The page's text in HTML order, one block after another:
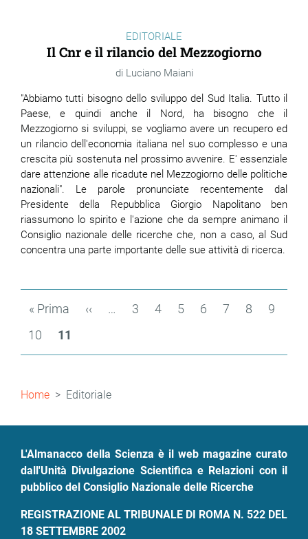
EDITORIALE
Il Cnr e il rilancio del Mezzogiorno
Luciano Maiani
"Abbiamo tutti bisogno dello sviluppo del Sud Italia. Tutto il
Paese, e quindi anche il Nord, ha bisogno che il
Mezzogiorno si sviluppi, se vogliamo avere un recupero ed
un rilancio dell'economia italiana nel suo complesso e una
crescita più sostenuta nel prossimo avvenire. E' essenziale
dare attenzione alle ricadute nel Mezzogiorno delle politiche
nazionali". Le parole pronunciate recentemente dal
Presidente della Repubblica Giorgio Napolitano ben
riassumono lo spirito e l'azione che da sempre animano il
Consiglio nazionale delle ricerche che, non a caso, al Sud
concentra una parte importante delle sue attività di ricerca.
Paginazione
Prima
« Prima
Pagina
‹‹ … Page
3 Page
4 Page
5 Page
6 Page
7 Page
8 Page
9
Page
10
Pagina
11
Briciole
Home Editoriale
L'Almanacco della Scienza è il web magazine curato
dall'Unità Divulgazione Scientifica e Relazioni con il
pubblico del Consiglio Nazionale delle Ricerche
REGISTRAZIONE AL TRIBUNALE DI ROMA N. 522 DEL
18 SETTEMBRE 2002